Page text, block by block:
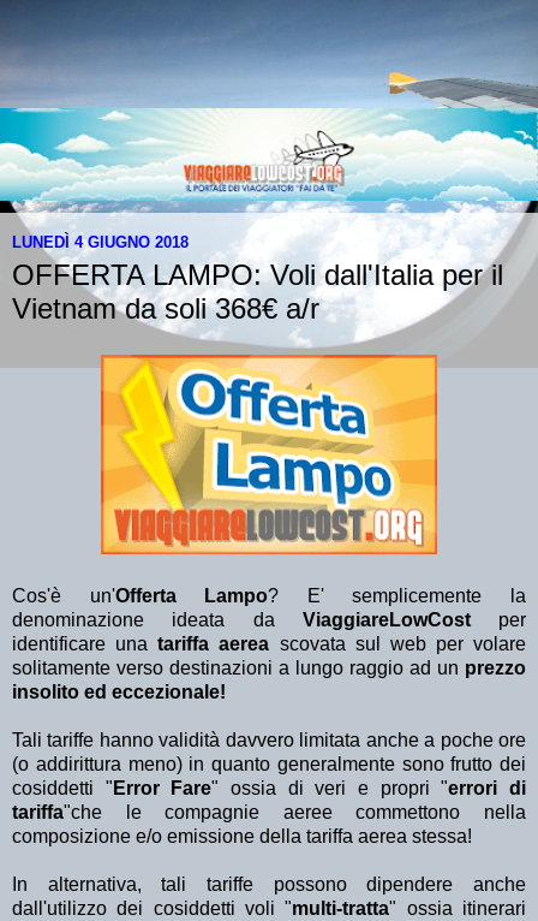
LUNEDÌ 4 GIUGNO 2018
OFFERTA LAMPO: Voli dall'Italia per il
Vietnam da soli 368€ a/r
Cos'è un'Offerta Lampo? E' semplicemente la
denominazione ideata da ViaggiareLowCostper
identificare unatariffa aerea scovata sul web per volare
solitamente verso destinazioni a lungo raggio ad un prezzo
insolito ed eccezionale!
Tali tariffe hanno validità davvero limitata anche a poche ore
(o addirittura meno) in quanto generalmente sono frutto dei
cosiddetti " Error Fare" ossia di veri e propri "errori di
tariffa"che le compagnie aeree commettono nella
composizione e/o emissione della tariffa aerea stessa!
In alternativa, tali tariffe possono dipendere anche
dall'utilizzo dei cosiddetti voli "multi-tratta" ossia itinerari